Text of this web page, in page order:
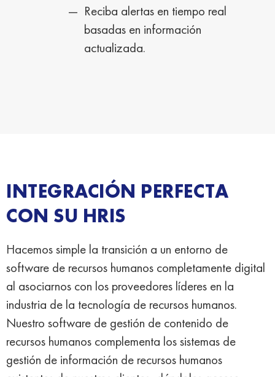
Reciba alertas en tiempo real
basadas en información
actualizada.
INTEGRACIÓN PERFECTA
CON SU HRIS
Hacemos simple la transición a un entorno de
software de recursos humanos completamente digital
al asociarnos con los proveedores líderes en la
industria de la tecnología de recursos humanos.
Nuestro software de gestión de contenido de
recursos humanos complementa los sistemas de
gestión de información de recursos humanos